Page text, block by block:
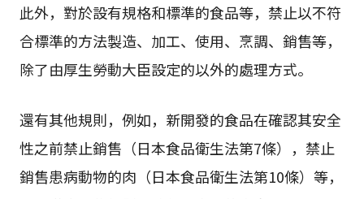
此外，對於設有規格和標準的食品等，禁止以不符
合標準的方法製造、加工、使用、烹調、銷售等，
除了由厚生勞動大臣設定的以外的處理方式。
還有其他規則，例如，新開發的食品在確認其安全
性之前禁止銷售（日本食品衛生法第7條），禁止
銷售患病動物的肉（日本食品衛生法第10條）等，